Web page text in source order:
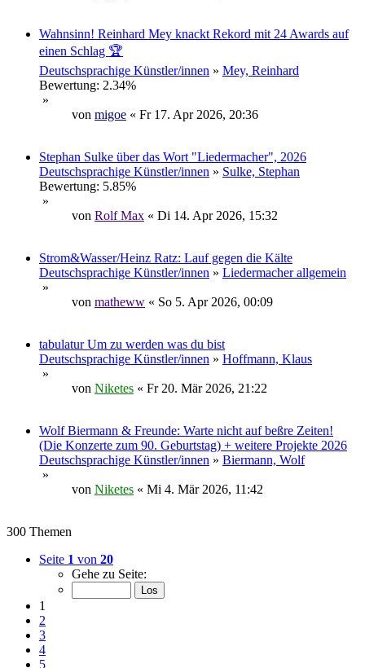
Wahnsinn! Reinhard Mey knackt Rekord mit 24 Awards auf
einen Schlag 🏆
Deutschsprachige Künstler/innen » Mey, Reinhard
Bewertung: 2.34%
»
von migoe « Fr 17. Apr 2026, 20:36
Stephan Sulke über das Wort "Liedermacher", 2026
Deutschsprachige Künstler/innen » Sulke, Stephan
Bewertung: 5.85%
»
von Rolf Max « Di 14. Apr 2026, 15:32
Strom&Wasser/Heinz Ratz: Lauf gegen die Kälte
Deutschsprachige Künstler/innen » Liedermacher allgemein
»
von matheww « So 5. Apr 2026, 00:09
tabulatur Um zu werden was du bist
Deutschsprachige Künstler/innen » Hoffmann, Klaus
»
von Niketes « Fr 20. Mär 2026, 21:22
Wolf Biermann & Freunde: Warte nicht auf beßre Zeiten!
(Die Konzerte zum 90. Geburtstag) + weitere Projekte 2026
Deutschsprachige Künstler/innen » Biermann, Wolf
»
von Niketes « Mi 4. Mär 2026, 11:42
300 Themen
Seite 1 von 20
Gehe zu Seite:
1
2
3
4
5